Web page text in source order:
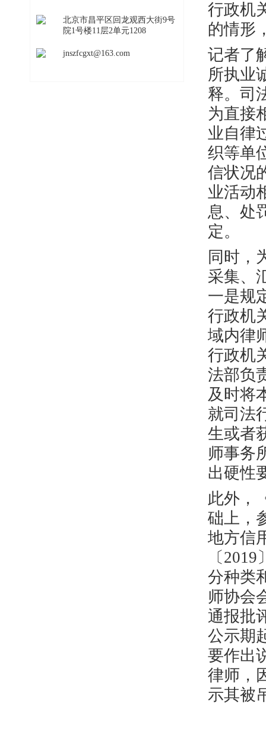
北京市昌平区回龙观西大街9号
院1号楼11层2单元1208
jnszfcgxt@163.com
行政机
的情形
记者了
所执业
释。司
为直接
业自律
织等单
信状况
业活动
息、处
定。
同时，
采集、
一是规
行政机
域内律
行政机
法部负
及时将
就司法
生或者
师事务
出硬性
此外，
础上，
地方信
〔
分种类
师协会
通报批
公示期
要作出
律师，
示其被